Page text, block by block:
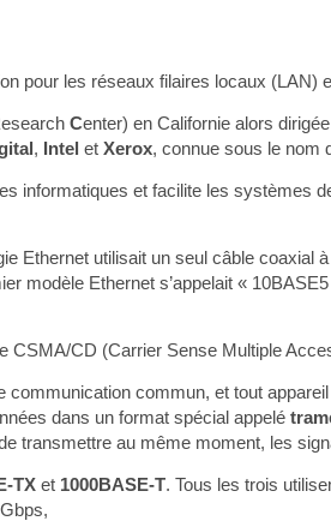
pour les réseaux filaires locaux (LAN)
esearchCenter) en Californie alors
, Intel etXerox, connue sous le nom
informatiques et facilite les
Ethernet utilisait un seul câble coaxial
modèle Ethernet s’appelait «
CSMA/CD (Carrier Sense Multiple
commun, et tout
dans un format spécial appelé
transmettre au même moment, les
TX et 1000BASE-T. Tous les trois